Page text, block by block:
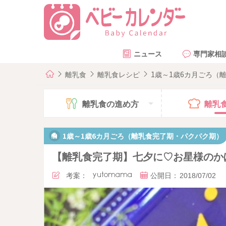
ニュース 専門家相
離乳食 離乳食レシピ 1歳～1歳6カ月ごろ（
離乳食の進め方 離乳
1歳～1歳6カ月ごろ（離乳食完了期・パクパク期）
【離乳食完了期】七夕に♡お星様の
考案： yutomama 公開日： 2018/07/02